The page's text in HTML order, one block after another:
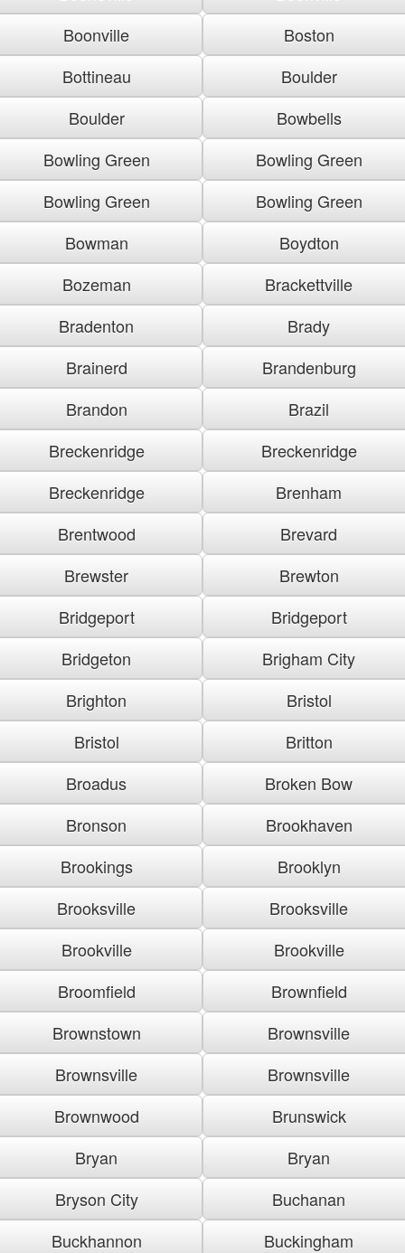
Boonville
Boston
Bottineau
Boulder
Boulder
Bowbells
Bowling Green
Bowling Green
Bowling Green
Bowling Green
Bowman
Boydton
Bozeman
Brackettville
Bradenton
Brady
Brainerd
Brandenburg
Brandon
Brazil
Breckenridge
Breckenridge
Breckenridge
Brenham
Brentwood
Brevard
Brewster
Brewton
Bridgeport
Bridgeport
Bridgeton
Brigham City
Brighton
Bristol
Bristol
Britton
Broadus
Broken Bow
Bronson
Brookhaven
Brookings
Brooklyn
Brooksville
Brooksville
Brookville
Brookville
Broomfield
Brownfield
Brownstown
Brownsville
Brownsville
Brownsville
Brownwood
Brunswick
Bryan
Bryan
Bryson City
Buchanan
Buckhannon
Buckingham